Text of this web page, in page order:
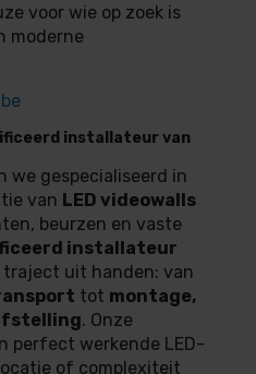
voor wie op zoek is
moderne
installateur van
we gespecialiseerd in
van LED videowalls
beurzen en vaste
installateur
uit handen: van
tot montage,
. Onze
perfect werkende LED-
of complexiteit